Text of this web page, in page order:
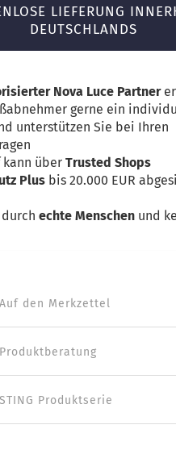
LIEFERUNG
DEUTSCHLANDS
Nova Luce Partner
gerne ein
unterstützen Sie bei Ihren
kann über Trusted Shops
Plus bis 20.000 EUR
echte Menschen und
Auf den Merkzettel
Produktberatung
STING Produktserie